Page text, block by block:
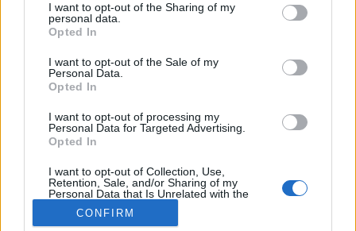
not limited to your visit or usage behaviour. You may click to
grant or deny consent to Google and its third-party tags to
use your data for below specified purposes in below Google
consent section.
I want to opt-out of the Sharing of my
personal data.
Opted In
I want to opt-out of the Sale of my
Personal Data.
Opted In
I want to opt-out of processing my
Personal Data for Targeted Advertising.
Opted In
I want to opt-out of Collection, Use,
Retention, Sale, and/or Sharing of my
Personal Data that Is Unrelated with the
Purposes for which it was collected.
Opted Out
CONFIRM
Prevenció
Hírek
Videók
Kisállatok egészsége
#allergia#influenza
#orvosmeteorológia #vérnyomás#stroke
#rákbetegség
#pajzsmirigy#reflux#ekcéma#herpesz
Regisztráció
Maltofer-vashiány